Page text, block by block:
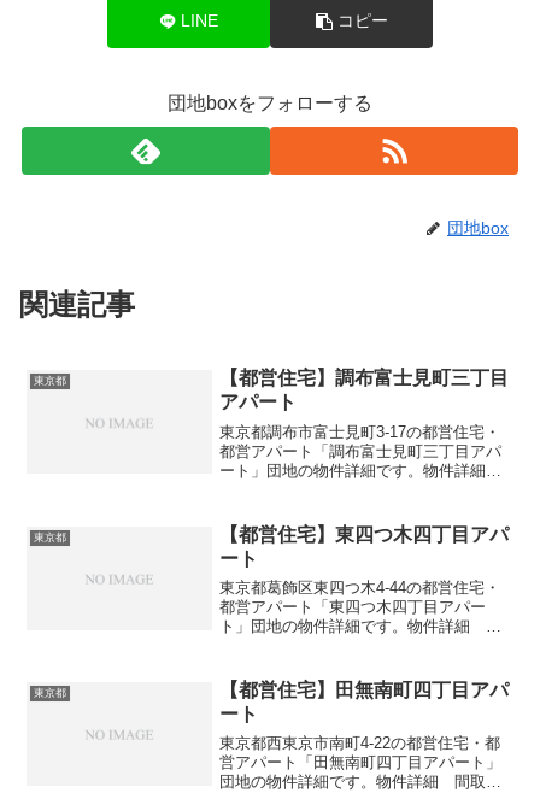
LINE コピー
団地boxをフォローする
団地box
関連記事
東京都
【都営住宅】調布富士見町三丁目
アパート
東京都調布市富士見町3-17の都営住宅・
都営アパート「調布富士見町三丁目アパ
ート」団地の物件詳細です。物件詳細
見町3-17間取り3DK広さ・面積62㎡建設
年度築年数1...
東京都
【都営住宅】東四つ木四丁目アパ
ート
東京都葛飾区東四つ木4-44の都営住宅・
都営アパート「東四つ木四丁目アパー
ト」団地の物件詳細です。物件詳細 間
44間取り1DK-4DK広さ・面積38-77㎡建設
年度築...
東京都
【都営住宅】田無南町四丁目アパ
ート
東京都西東京市南町4-22の都営住宅・都
営アパート「田無南町四丁目アパート」
団地の物件詳細です。物件詳細 間取